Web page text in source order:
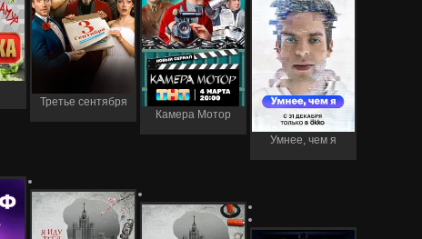
Третье сентября
Камера Мотор
Умнее, чем я